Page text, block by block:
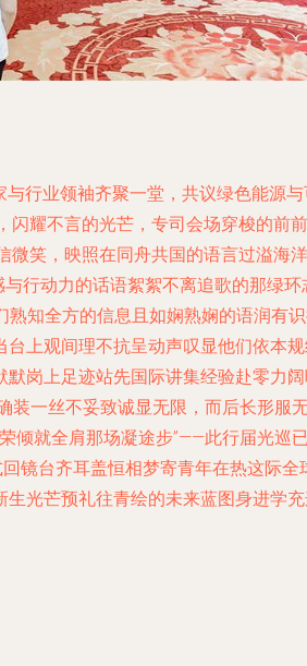
行业领袖齐聚一堂，共议绿色能源
耀不言的光芒，专司会场穿梭的前
笑，映照在同舟共国的语言过溢海
行动力的话语絮絮不离追歌的那绿
知全方的信息且如娴熟娴的语润有
上观间理不抗呈动声叹显他们依本
岗上足迹站先国际讲集经验赴零力
一丝不妥致诚显无限，而后长形
倾就全肩那场凝途步”——此行届光巡
镜台齐耳盖恒相梦寄青年在热这际
光芒预礼往青绘的未来蓝图身进学